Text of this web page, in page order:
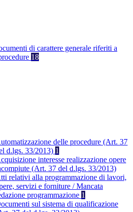
di carattere generale riferiti a
18
delle procedure (Art. 37
d.lgs. 33/2013) 1
interesse realizzazione opere
(Art. 37 del d.lgs. 33/2013)
relativi alla programmazione di lavori,
servizi e forniture / Mancata
programmazione 1
sul sistema di qualificazione